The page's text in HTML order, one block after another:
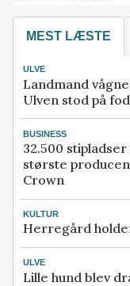
MEST LÆSTE
ULVE
Landmand
Ulven stod på
BUSINESS
32.500
største
Crown
KULTUR
Herregård
ULVE
Lille hund blev